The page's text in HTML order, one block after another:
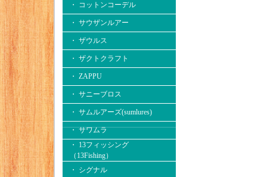
・ コットンコーデル
・ サウザンルアー
・ ザウルス
・ ザクトクラフト
・ ZAPPU
・ サニーブロス
・ サムルアーズ(sumlures)
・ サワムラ
・ 13フィッシング
（13Fishing）
・ シグナル